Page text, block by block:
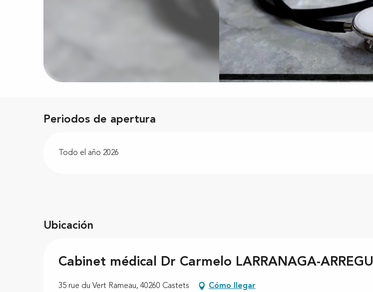
Periodos de apertura
Todo el año 2026
Ubicación
Cabinet médical Dr Carmelo LARRANAGA-ARREGUI
35 rue du Vert Rameau, 40260 Castets Cómo llegar